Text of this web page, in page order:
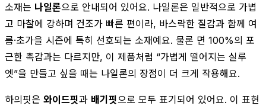
소재는 나일론으로 안내되어 있어요. 나일론은 일반적으로 가볍
고 마찰에 강하며 건조가 빠른 편이라, 바스락한 질감과 함께 여
름·초가을 시즌에 특히 선호되는 소재예요. 물론 면 100%의 포
근한 촉감과는 다르지만, 이 제품처럼 “가볍게 떨어지는 실루
엣”을 만들고 싶을 때는 나일론의 장점이 더 크게 작용해요.
하의핏은 와이드핏과 배기핏으로 모두 표기되어 있어요. 이 표현